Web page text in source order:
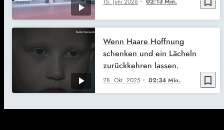
bookmark_border
28. Okt. 2025 02:34 Min.
Wenn Haare Hoffnung
schenken und ein Lächeln
zurückkehren lassen.